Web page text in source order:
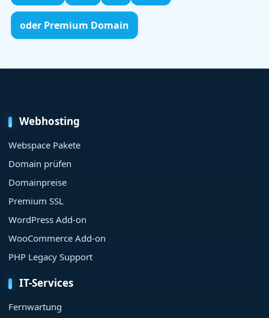
oder Premium Domain
Webhosting
Webspace Pakete
Domain prüfen
Domainpreise
Premium SSL
WordPress Add-on
WooCommerce Add-on
PHP Legacy Support
IT-Services
Fernwartung